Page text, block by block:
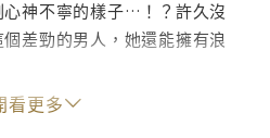
神不寧的樣子…！？許久沒
差勁的男人，她還能擁有浪
看更多